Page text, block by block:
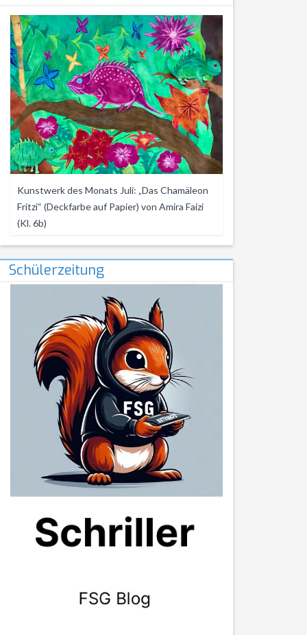
Kunstwerk des Monats Juli: „Das Chamäleon
Fritzi“ (Deckfarbe auf Papier) von Amira Faizi
(Kl. 6b)
Schülerzeitung